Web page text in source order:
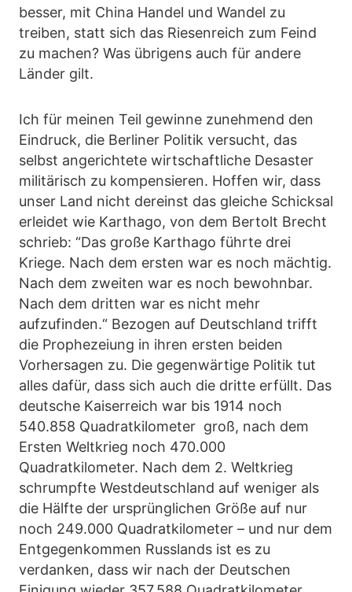
besser, mit China Handel und Wandel zu
treiben, statt sich das Riesenreich zum Feind
zu machen? Was übrigens auch für andere
Länder gilt.
Ich für meinen Teil gewinne zunehmend den
Eindruck, die Berliner Politik versucht, das
selbst angerichtete wirtschaftliche Desaster
militärisch zu kompensieren. Hoffen wir, dass
unser Land nicht dereinst das gleiche Schicksal
erleidet wie Karthago, von dem Bertolt Brecht
schrieb: “Das große Karthago führte drei
Kriege. Nach dem ersten war es noch mächtig.
Nach dem zweiten war es noch bewohnbar.
Nach dem dritten war es nicht mehr
aufzufinden.“ Bezogen auf Deutschland trifft
die Prophezeiung in ihren ersten beiden
Vorhersagen zu. Die gegenwärtige Politik tut
alles dafür, dass sich auch die dritte erfüllt. Das
deutsche Kaiserreich war bis 1914 noch
540.858 Quadratkilometer groß, nach dem
Ersten Weltkrieg noch 470.000
Quadratkilometer. Nach dem 2. Weltkrieg
schrumpfte Westdeutschland auf weniger als
die Hälfte der ursprünglichen Größe auf nur
noch 249.000 Quadratkilometer – und nur dem
Entgegenkommen Russlands ist es zu
verdanken, dass wir nach der Deutschen